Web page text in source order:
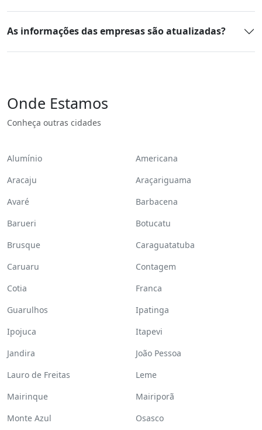
As informações das empresas são atualizadas?
Onde Estamos
Conheça outras cidades
Alumínio
Americana
Aracaju
Araçariguama
Avaré
Barbacena
Barueri
Botucatu
Brusque
Caraguatatuba
Caruaru
Contagem
Cotia
Franca
Guarulhos
Ipatinga
Ipojuca
Itapevi
Jandira
João Pessoa
Lauro de Freitas
Leme
Mairinque
Mairiporã
Monte Azul
Osasco